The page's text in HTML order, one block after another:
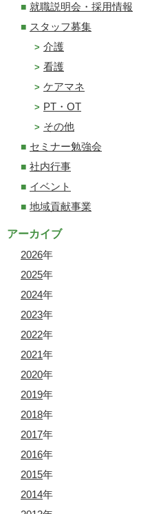
就職説明会・採用情報
スタッフ募集
介護
看護
ケアマネ
PT・OT
その他
セミナー勉強会
社内行事
イベント
地域貢献事業
アーカイブ
2026年
2025年
2024年
2023年
2022年
2021年
2020年
2019年
2018年
2017年
2016年
2015年
2014年